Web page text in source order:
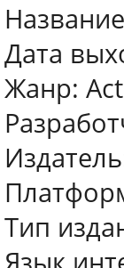
Дата
Жанр:
Тип